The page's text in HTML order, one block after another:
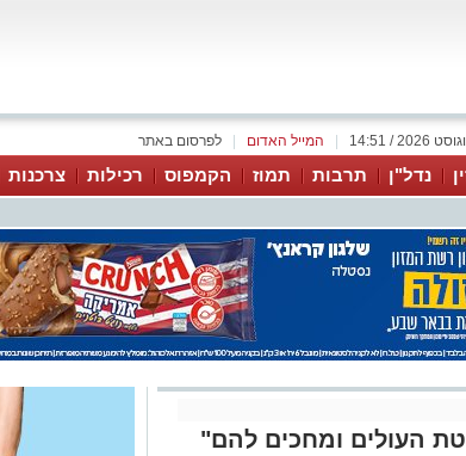
לפרסום באתר המייל האדום
נדל"ן תרבות תמוז הקמפוס רכילות צרכנות
העולים ומחכים להם"